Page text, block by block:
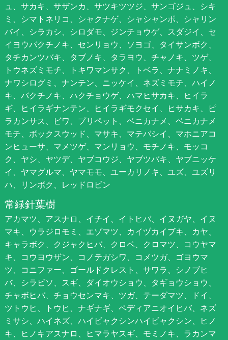
ュ、サカキ、サザンカ、サツキツツジ、サンゴジュ、シキ
ミ、シマトネリコ、シャクナゲ、シャシャンポ、シャリン
バイ、シラカシ、シロダモ、ジンチョウゲ、スダジイ、セ
イヨウバクチノキ、センリョウ、ソヨゴ、タイサンボク、
タチカンツバキ、タブノキ、タラヨウ、チャノキ、ツゲ、
トウネズミモチ、トキワマンサク、トベラ、ナナミノキ、
ナワシログミ、ナンテン、ニッケイ、ネズミモチ、ハイノ
キ、バクチノキ、ハクチョウゲ、ハマヒサカキ、ヒイラ
ギ、ヒイラギナンテン、ヒイラギモクセイ、ヒサカキ、ピ
ラカンサス、ビワ、プリペット、ベニカナメ、ベニカナメ
モチ、ボックスウッド、マサキ、マテバシイ、マホニアコ
ンヒューサ、マメツゲ、マンリョウ、モチノキ、モッコ
ク、ヤシ、ヤツデ、ヤブコウジ、ヤブツバキ、ヤブニッケ
イ、ヤマグルマ、ヤマモモ、ユーカリノキ、ユズ、ユズリ
ハ、リンボク、レッドロビン
常緑針葉樹
アカマツ、アスナロ、イチイ、イトヒバ、イヌガヤ、イヌ
マキ、ウラジロモミ、エゾマツ、カイヅカイブキ、カヤ、
キャラボク、クジャクヒバ、クロベ、クロマツ、コウヤマ
キ、コウヨウザン、コノテガシワ、コメツガ、ゴヨウマ
ツ、コニファー、ゴールドクレスト、サワラ、シノブヒ
バ、シラビソ、スギ、ダイオウショウ、タギョウショウ、
チャボヒバ、チョウセンマキ、ツガ、テーダマツ、ドイ、
ツトウヒ、トウヒ、ナギナギ、ペディアニオイヒバ、ネズ
ミサシ、ハイネズ、ハイビャクシンハイビャクシン、ヒノ
キ、ヒノキアスナロ、ヒマラヤスギ、モミノキ、ラカンマ